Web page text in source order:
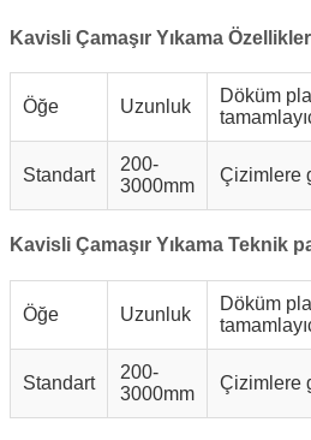
Kavisli Çamaşır Yıkama
Öğe Uzunluk
Döküm
Standart
200-
3000mm
Çizimlere
Kavisli Çamaşır Yıkama Teknik
Öğe Uzunluk
Döküm
Standart
200-
3000mm
Çizimlere